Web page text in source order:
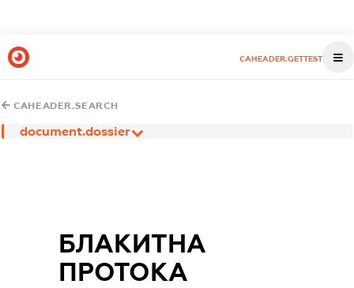
CAHEADER.GETTEST
CAHEADER.SEARCH
document.dossier
БЛАКИТНА
ПРОТОКА